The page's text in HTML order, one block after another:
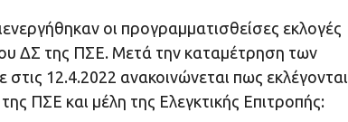
οι προγραμματισθείσες εκλογές
ΔΣ της ΠΣΕ. Μετά την καταμέτρηση των
12.4.2022 ανακοινώνεται πως εκλέγονται
ΠΣΕ και μέλη της Ελεγκτικής Επιτροπής: